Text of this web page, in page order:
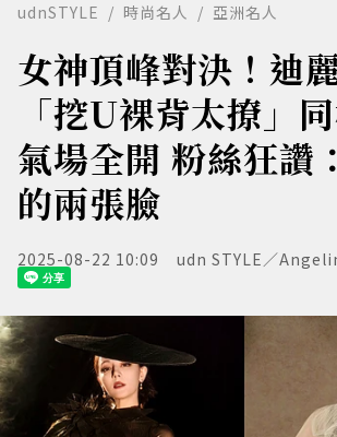
udnSTYLE 時尚名人 亞洲名人
女神頂峰對決！迪
「挖U裸背太撩」
氣場全開 粉絲狂讚
的兩張臉
2025-08-22 10:09 udn STYLE／